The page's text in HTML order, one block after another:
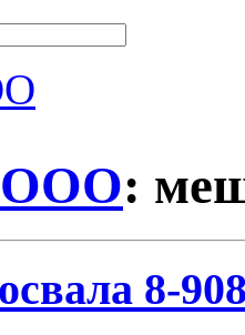
:
8-